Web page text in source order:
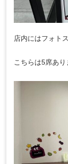
店内にはフォト
こちらは5席あり